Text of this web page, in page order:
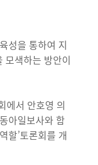
성을 통하여 지
모색하는 방안이
에서 안호영 의
아일보사와 함
할’토론회를 개